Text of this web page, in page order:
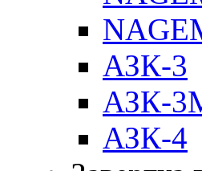
АЗК-3
АЗК-
АЗК-4